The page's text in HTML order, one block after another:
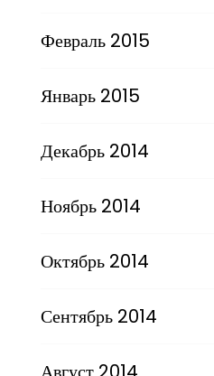
Февраль 2015
Январь 2015
Декабрь 2014
Ноябрь 2014
Октябрь 2014
Сентябрь 2014